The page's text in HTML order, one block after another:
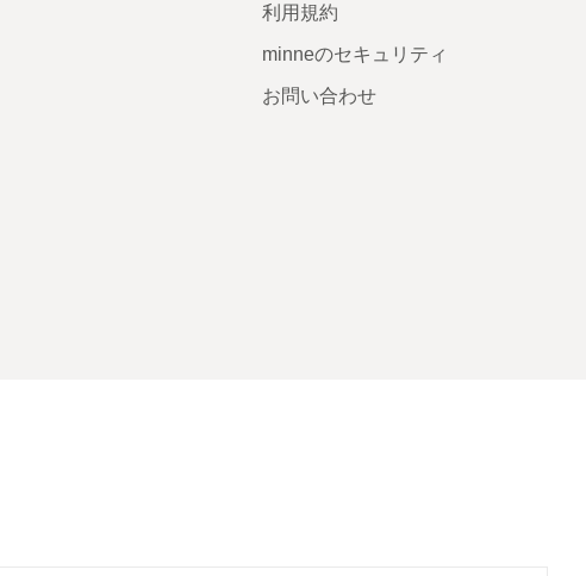
利用規約
minneのセキュリティ
お問い合わせ